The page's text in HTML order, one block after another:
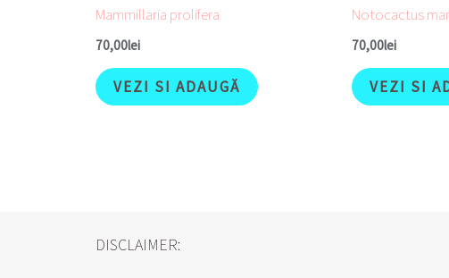
Mammillaria prolifera
70,00lei
VEZI SI ADAUGĂ
Notocactus
70,00lei
VEZI SI
DISCLAIMER: